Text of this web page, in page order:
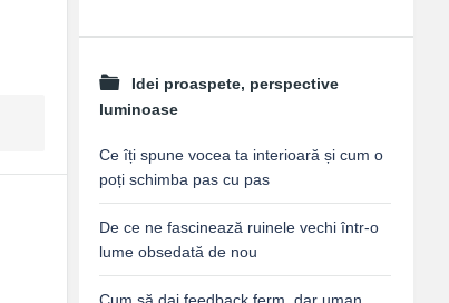
Idei proaspete, perspective
luminoase
Ce îți spune vocea ta interioară și cum o
poți schimba pas cu pas
De ce ne fascinează ruinele vechi într-o
lume obsedată de nou